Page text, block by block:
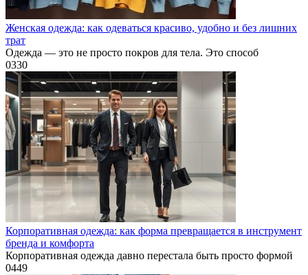
Женская одежда: как одеваться красиво, удобно и без лишних
трат
Одежда — это не просто покров для тела. Это способ
0330
Корпоративная одежда: как форма превращается в инструмент
бренда и комфорта
Корпоративная одежда давно перестала быть просто формой
0449